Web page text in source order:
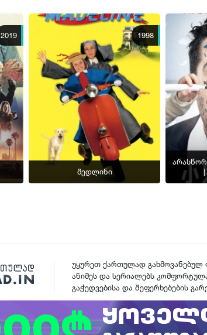
2019 1998
მედლინი
უყურეთ ქართულად გახმოვანებულ
ანიმეს და სერიალებს
გაჭედვებისა და შეფერხებების
ᲙᲝᲜᲢᲐᲥᲢᲘ